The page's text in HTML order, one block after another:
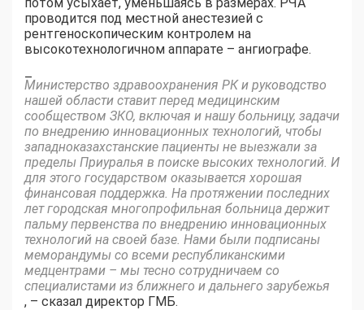
проводится под местной анестезией с
рентгеноскопическим контролем на
высокотехнологичном аппарате – ангиографе.
–
Министерство здравоохранения РК и руководство
нашей области ставит перед медицинским
сообществом ЗКО, включая и нашу больницу, задачи
по внедрению инновационных технологий, чтобы
западноказахстанские пациенты не выезжали за
пределы Приуралья в поиске высоких технологий. И
для этого государством оказывается хорошая
финансовая поддержка. На протяжении последних
лет городская многопрофильная больница держит
пальму первенства по внедрению инновационных
технологий на своей базе. Нами были подписаны
меморандумы со всеми республиканскими
медцентрами – мы тесно сотрудничаем со
специалистами из ближнего и дальнего зарубежья
, – сказал директор ГМБ.